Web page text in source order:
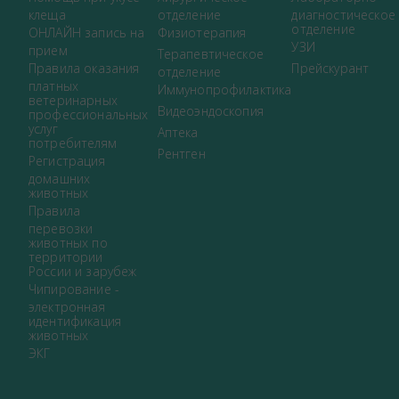
клеща
ОНЛАЙН запись на
прием
Правила оказания
платных
ветеринарных
профессиональных
услуг
потребителям
Регистрация
домашних
животных
Правила
перевозки
животных по
территории
России и зарубеж
Чипирование -
электронная
идентификация
животных
ЭКГ
отделение
Физиотерапия
Терапевтическое
отделение
Иммунопрофилактика
Видеоэндоскопия
Аптека
Рентген
диагностическое
отделение
УЗИ
Прейскурант